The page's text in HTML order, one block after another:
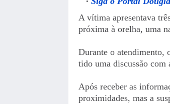
A vítima apresentava
próxima à orelha, uma
Durante o atendimento,
tido uma discussão com
Após receber as
proximidades, mas a